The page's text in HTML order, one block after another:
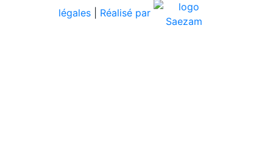
légales
Réalisé par